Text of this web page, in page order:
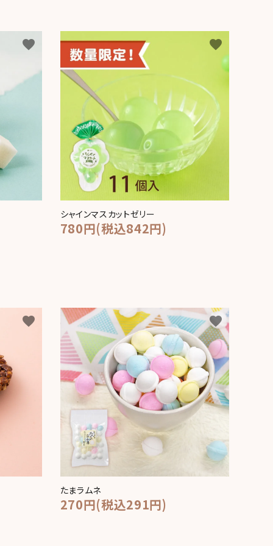
favorite
シャインマスカットゼリー
780円(税込842円)
favorite
favorite
たまラムネ
270円(税込291円)
favorite